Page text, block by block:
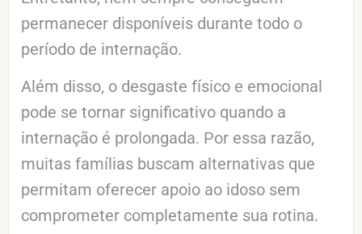
permanecer disponíveis durante todo o
período de internação.
Além disso, o desgaste físico e emocional
pode se tornar significativo quando a
internação é prolongada. Por essa razão,
muitas famílias buscam alternativas que
permitam oferecer apoio ao idoso sem
comprometer completamente sua rotina.